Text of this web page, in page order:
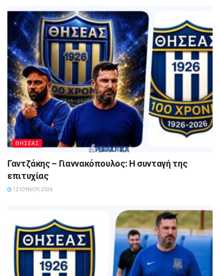
ΘΗΣΕΑΣ
Γαντζάκης – Γιαννακόπουλος: Η συνταγή της
επιτυχίας
12 ΙΟΥΝΊΟΥ, 2026